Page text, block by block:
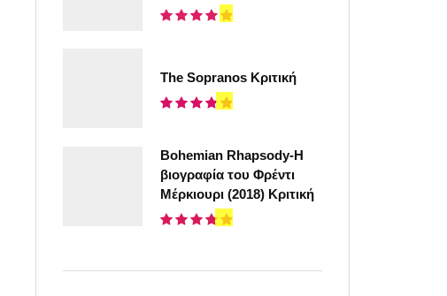
The Sopranos Κριτική
Bohemian Rhapsody-Η
βιογραφία του Φρέντι
Μέρκιουρι (2018) Κριτική